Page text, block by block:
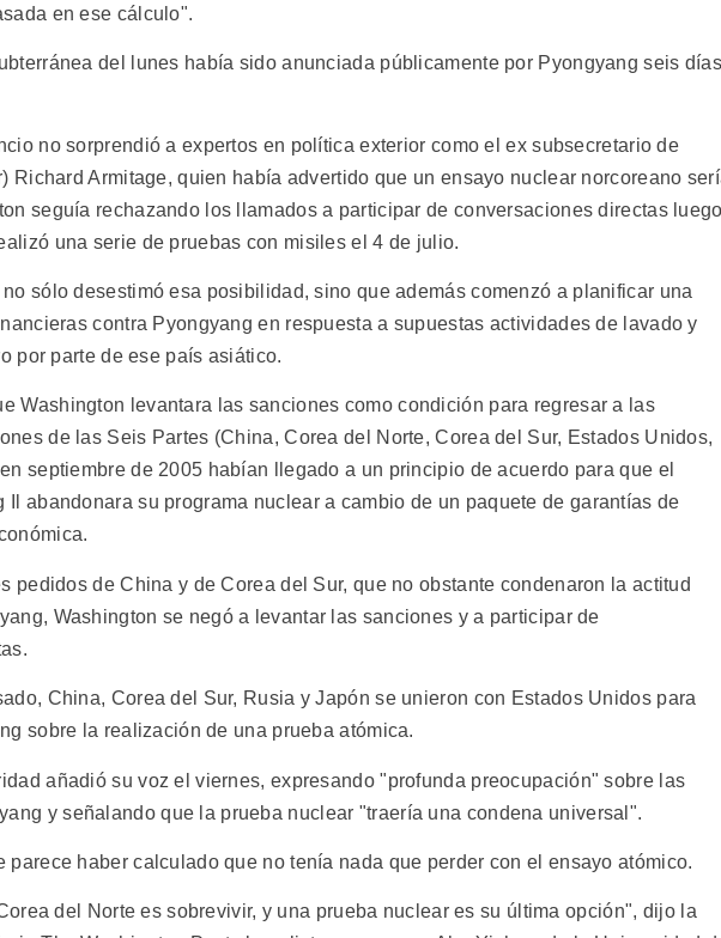
en ese cálculo".
del lunes había sido anunciada públicamente por Pyongyang seis
no sorprendió a expertos en política exterior como el ex subsecretario de
Richard Armitage, quien había advertido que un ensayo nuclear norcoreano
seguía rechazando los llamados a participar de conversaciones directas
una serie de pruebas con misiles el 4 de julio.
sólo desestimó esa posibilidad, sino que además comenzó a planificar una
contra Pyongyang en respuesta a supuestas actividades de lavado y
por parte de ese país asiático.
Washington levantara las sanciones como condición para regresar a las
de las Seis Partes (China, Corea del Norte, Corea del Sur, Estados Unidos,
septiembre de 2005 habían llegado a un principio de acuerdo para que el
Il abandonara su programa nuclear a cambio de un paquete de garantías de
pedidos de China y de Corea del Sur, que no obstante condenaron la actitud
Washington se negó a levantar las sanciones y a participar de
China, Corea del Sur, Rusia y Japón se unieron con Estados Unidos para
sobre la realización de una prueba atómica.
añadió su voz el viernes, expresando "profunda preocupación" sobre las
y señalando que la prueba nuclear "traería una condena universal".
parece haber calculado que no tenía nada que perder con el ensayo atómico.
del Norte es sobrevivir, y una prueba nuclear es su última opción", dijo la